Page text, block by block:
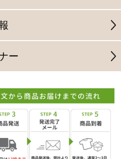
ー